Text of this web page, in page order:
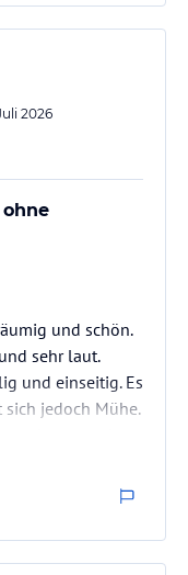
2026
und schön.
sehr laut.
und einseitig. Es
jedoch Mühe.